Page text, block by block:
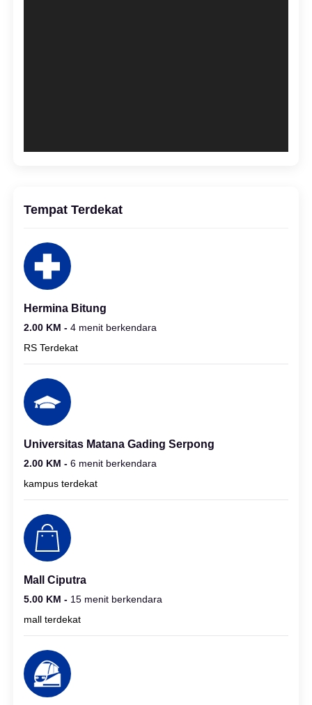
Tempat Terdekat
Hermina Bitung
2.00 KM - 4 menit berkendara
RS Terdekat
Universitas Matana Gading Serpong
2.00 KM - 6 menit berkendara
kampus terdekat
Mall Ciputra
5.00 KM - 15 menit berkendara
mall terdekat